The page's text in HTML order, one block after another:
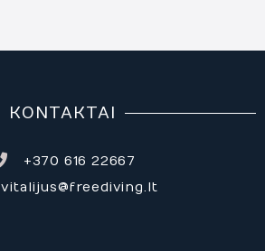
KONTAKTAI
+370 616 22667
vitalijus@freediving.lt